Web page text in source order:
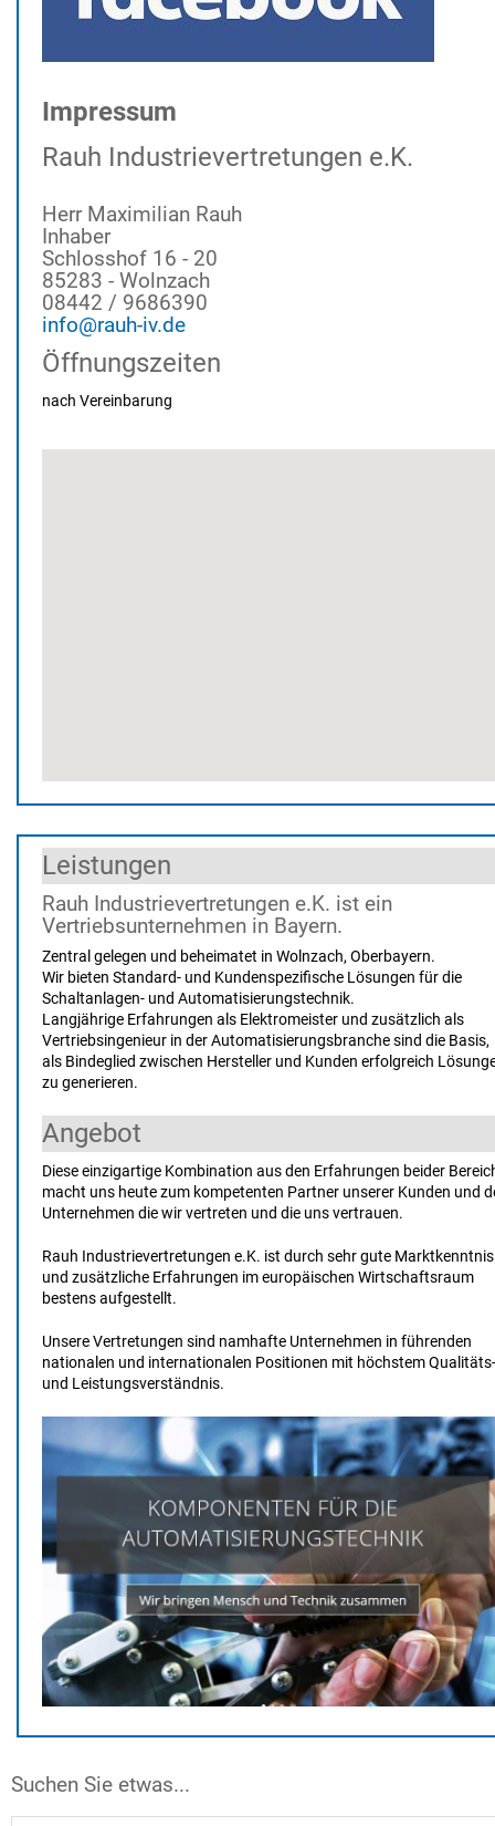
Impressum
Rauh Industrievertretungen e.K.
Herr Maximilian Rauh
Inhaber
Schlosshof 16 - 20
85283 - Wolnzach
08442 / 9686390
info@rauh-iv.de
Öffnungszeiten
nach Vereinbarung
Leistungen
Rauh Industrievertretungen e.K. ist ein
Vertriebsunternehmen in Bayern.
Zentral gelegen und beheimatet in Wolnzach, Oberbayern.
Wir bieten Standard- und Kundenspezifische Lösungen für die
Schaltanlagen- und Automatisierungstechnik.
Langjährige Erfahrungen als Elektromeister und zusätzlich als
Vertriebsingenieur in der Automatisierungsbranche sind die Basis,
als Bindeglied zwischen Hersteller und Kunden erfolgreich
zu generieren.
Angebot
Diese einzigartige Kombination aus den Erfahrungen beider
macht uns heute zum kompetenten Partner unserer Kunden und
Unternehmen die wir vertreten und die uns vertrauen.
Rauh Industrievertretungen e.K. ist durch sehr gute Marktkenntnis
und zusätzliche Erfahrungen im europäischen Wirtschaftsraum
bestens aufgestellt.
Unsere Vertretungen sind namhafte Unternehmen in führenden
nationalen und internationalen Positionen mit höchstem Qualitäts-
und Leistungsverständnis.
Suchen Sie etwas...